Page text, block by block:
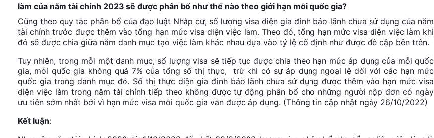
làm của năm tài chính 2023 sẽ được phân bổ như thế nào theo giới hạn mỗi quốc gia?
Cũng theo quy tắc phân bổ của đạo luật Nhập cư, số lượng visa diện gia đình bảo lãnh chưa sử dụng của năm
tài chính trước được thêm vào tổng hạn mức visa diện việc làm. Theo đó, tổng hạn mức visa diện việc làm khi
đó sẽ được chia giữa năm danh mục tạo việc làm khác nhau dựa vào tỷ lệ cố định như được đề cập bên trên.
Tuy nhiên, trong mỗi một danh mục, số lượng visa sẽ tiếp tục được chia theo hạn mức áp dụng của mỗi quốc
gia, mỗi quốc gia không quá 7% của tổng số thị thực, trừ khi có sự áp dụng ngoại lệ đối với các hạn mức
quốc gia trong danh mục đó. Số thị thực diện gia đình bảo lãnh chưa sử dụng được thêm vào hạn mức visa
diện việc làm trong năm tài chính tiếp theo không được tự động phân bổ cho những người nộp đơn có ngày
ưu tiên sớm nhất bởi vì hạn mức visa mỗi quốc gia vẫn được áp dụng. (Thông tin cập nhật ngày 26/10/2022)
Kết luận: